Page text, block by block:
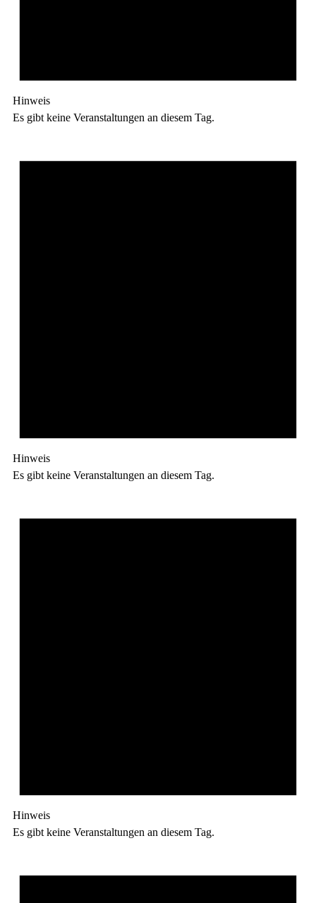
Hinweis
Es gibt keine Veranstaltungen an diesem Tag.
Hinweis
Es gibt keine Veranstaltungen an diesem Tag.
Hinweis
Es gibt keine Veranstaltungen an diesem Tag.